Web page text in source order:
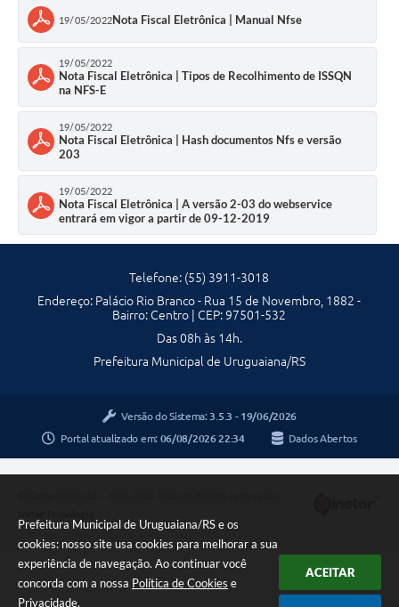
Prefeitura Municipal de Uruguaiana/RS e os
cookies: nosso site usa cookies para melhorar a sua
experiência de navegação. Ao continuar você
concorda com a nossa Política de Cookies e
Privacidade.
ACEITAR
19/05/2022Nota Fiscal Eletrônica | Manual Nfse
19/05/2022
Nota Fiscal Eletrônica | Tipos de Recolhimento de ISSQN
na NFS-E
19/05/2022
Nota Fiscal Eletrônica | Hash documentos Nfs e versão
203
19/05/2022
Nota Fiscal Eletrônica | A versão 2-03 do webservice
entrará em vigor a partir de 09-12-2019
Telefone: (55) 3911-3018
Endereço: Palácio Rio Branco - Rua 15 de Novembro, 1882 -
Bairro: Centro | CEP: 97501-532
Das 08h às 14h.
Prefeitura Municipal de Uruguaiana/RS
Versão do Sistema: 3.5.3 - 19/06/2026
Portal atualizado em: 06/08/2026 22:34 Dados Abertos